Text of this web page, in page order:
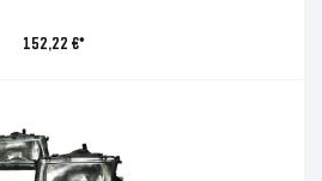
152,22 €*